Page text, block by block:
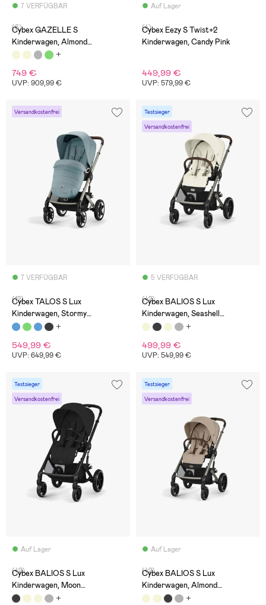
7 VERFÜGBAR
(6)
Cybex GAZELLE S
Kinderwagen, Almond
Beige/Taupe
749 €
UVP: 909,99 €
Auf Lager
(4)
Cybex Eezy S Twist+2
Kinderwagen, Candy Pink
449,99 €
UVP: 579,99 €
Versandkostenfrei
7 VERFÜGBAR
(12)
Cybex TALOS S Lux
Kinderwagen, Stormy
Blue/Tapue
549,99 €
UVP: 649,99 €
Testsieger
Versandkostenfrei
5 VERFÜGBAR
(42)
Cybex BALIOS S Lux
Kinderwagen, Seashell
Beige/Taupe
499,99 €
UVP: 549,99 €
Testsieger
Versandkostenfrei
Auf Lager
(42)
Cybex BALIOS S Lux
Kinderwagen, Moon
Black/Black
Testsieger
Versandkostenfrei
Auf Lager
(42)
Cybex BALIOS S Lux
Kinderwagen, Almond
Beige/Taupe